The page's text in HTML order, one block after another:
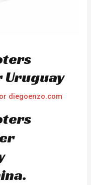
Uruguay
diegoenzo.com